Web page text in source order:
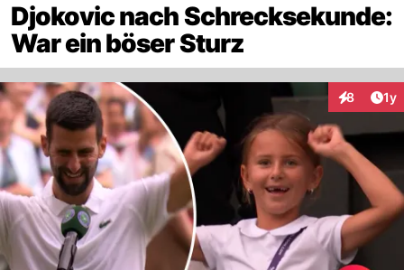
Djokovic nach Schrecksekunde:
War ein böser Sturz
8 1y